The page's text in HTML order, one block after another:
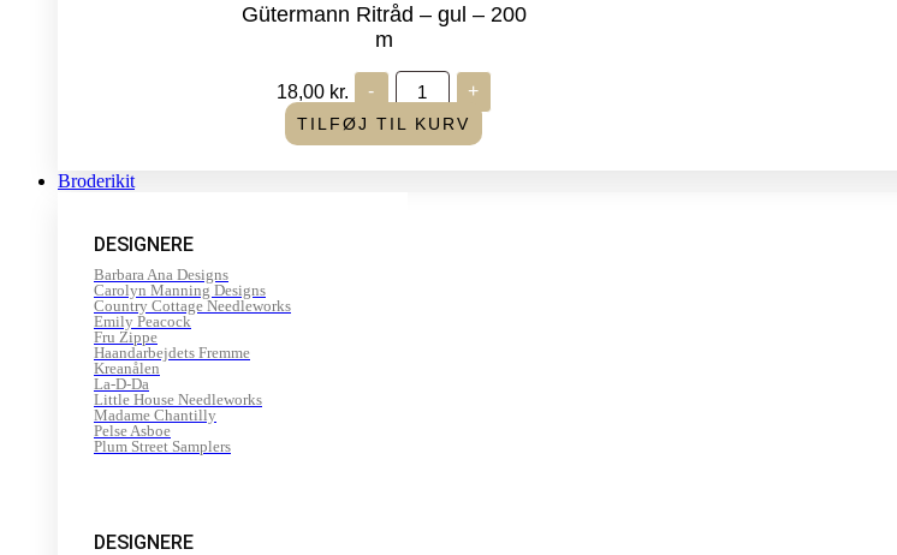
Gütermann Ritråd – gul – 200
m
18,00 kr. -
Gütermann
Ritråd
-
gul
+
TILFØJ TIL KURV
Broderikit
DESIGNERE
Barbara Ana Designs
Carolyn Manning Designs
Country Cottage Needleworks
Emily Peacock
Fru Zippe
Haandarbejdets Fremme
Kreanålen
La-D-Da
Little House Needleworks
Madame Chantilly
Pelse Asboe
Plum Street Samplers
DESIGNERE